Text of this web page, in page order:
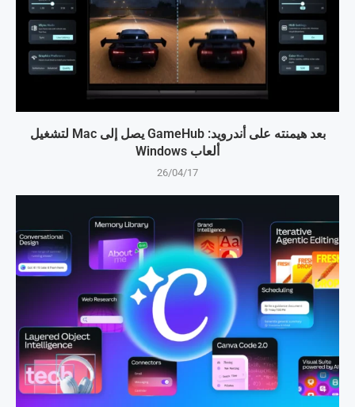
بعد هيمنته على أندرويد: GameHub يصل إلى Mac لتشغيل
ألعاب Windows
26/04/17